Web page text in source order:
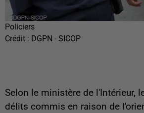
Policiers
Crédit : DGPN - SICOP
Selon le ministère de l'Intérieur,
délits commis en raison de